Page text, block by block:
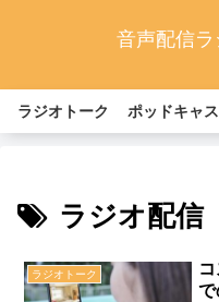
音声配信
ラジオトーク ポッドキャ
ラジオ配信
ラジオトーク
で